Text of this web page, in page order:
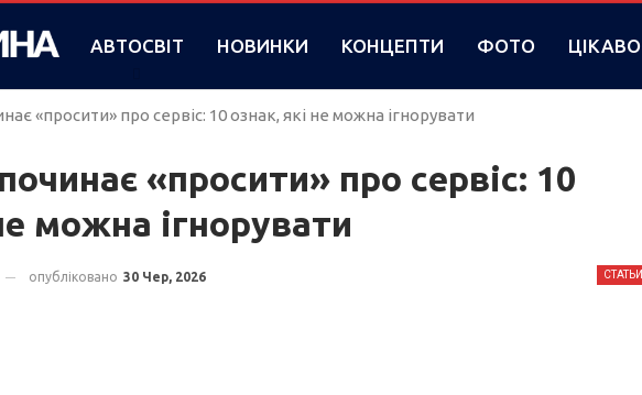
АВТОСВІТ НОВИНКИ КОНЦЕПТИ ФОТО ЦІКАВО
«просити» про сервіс: 10 ознак, які не можна ігнорувати
«просити» про сервіс: 10
можна ігнорувати
CТАТЬИ
опубліковано 30 Чер, 2026